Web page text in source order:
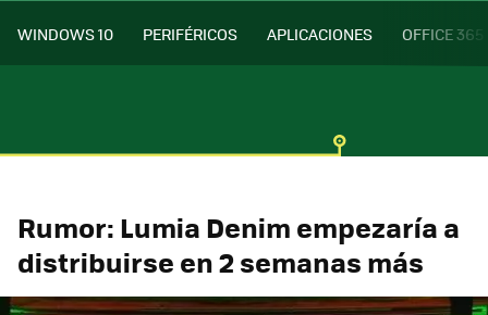
WINDOWS 10 PERIFÉRICOS APLICACIONES OFFICE 365
Rumor: Lumia Denim empezaría a
distribuirse en 2 semanas más